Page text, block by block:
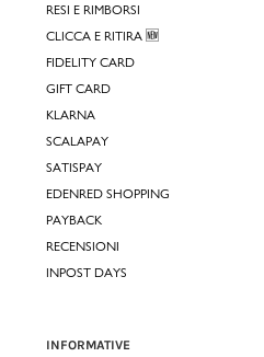
RESI E RIMBORSI
CLICCA E RITIRA 🆕
FIDELITY CARD
GIFT CARD
KLARNA
SCALAPAY
SATISPAY
EDENRED SHOPPING
PAYBACK
RECENSIONI
INPOST DAYS
INFORMATIVE